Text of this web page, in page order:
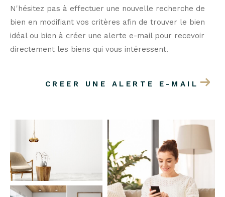
N'hésitez pas à effectuer une nouvelle recherche de
bien en modifiant vos critères afin de trouver le bien
idéal ou bien à créer une alerte e-mail pour recevoir
directement les biens qui vous intéressent.
CREER UNE ALERTE E-MAIL